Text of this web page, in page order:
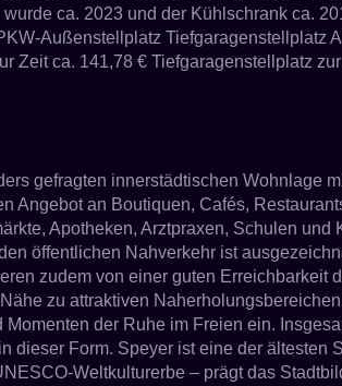
ca. 2023 und der Kühlschrank ca.
Außenstellplatz Tiefgaragenstellplatz
Zeit ca. 141,78 € Tiefgaragenstellplatz
gefragten innerstädtischen Wohnlage
Angebot an Boutiquen, Cafés,
Apotheken, Arztpraxen, Schulen
öffentlichen Nahverkehr ist
zudem von einer guten
zu attraktiven
der Ruhe im Freien ein.
dieser Form. Speyer ist eine der
Weltkulturerbe – prägt das